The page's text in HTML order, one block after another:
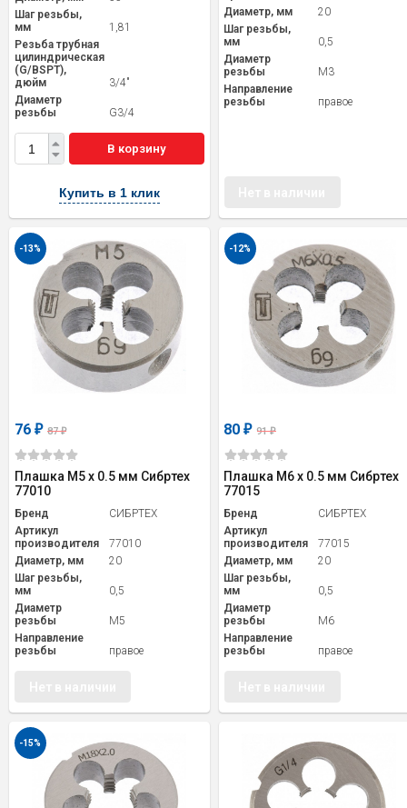
Шаг резьбы,
мм
1,81
Резьба трубная
цилиндрическая
(G/BSPT),
дюйм
3/4"
Диаметр
резьбы
G3/4
В корзину
Купить в 1 клик
Диаметр, мм
20
Шаг резьбы,
мм
0,5
Диаметр
резьбы
M3
Направление
резьбы
правое
-13%
76 ₽ 87₽
Плашка М5 х 0.5 мм Сибртех
77010
Бренд
СИБРТЕХ
Артикул
производителя
77010
Диаметр, мм
20
Шаг резьбы,
мм
0,5
Диаметр
резьбы
M5
Направление
резьбы
правое
-12%
80₽ 91₽
Плашка М6 х 0.5 мм Сибртех
77015
Бренд
СИБРТЕХ
Артикул
производителя
77015
Диаметр, мм
20
Шаг резьбы,
мм
0,5
Диаметр
резьбы
M6
Направление
резьбы
правое
-15%